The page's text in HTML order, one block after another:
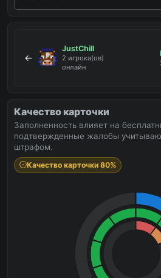
←
JustChill
2 игрока(ов)
онлайн
Качество карточки
Заполненность влияет на
подтвержденные жалобы
штрафом.
Качество карточки 80%